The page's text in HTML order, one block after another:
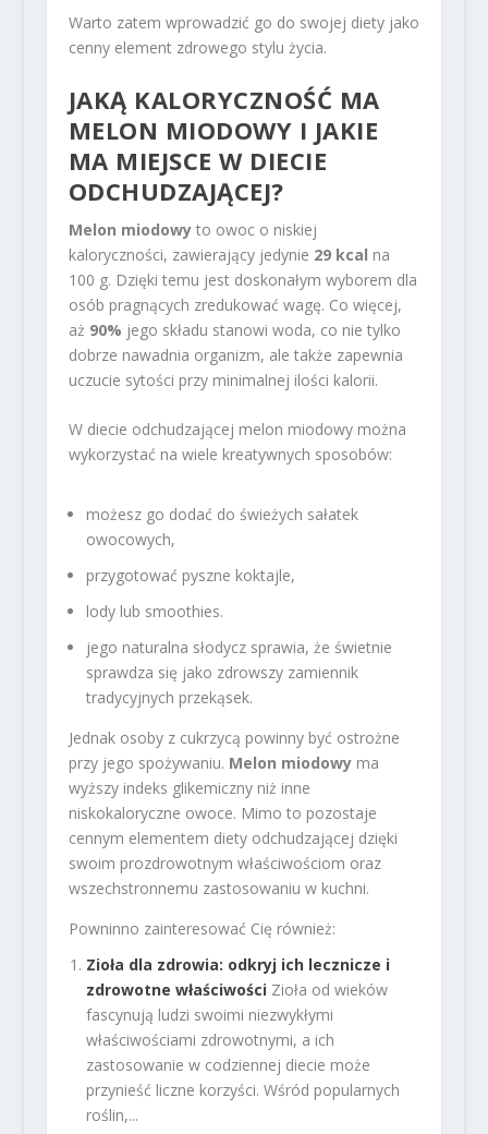
Warto zatem wprowadzić go do swojej diety jako
cenny element zdrowego stylu życia.
JAKĄ KALORYCZNOŚĆ MA
MELON MIODOWY I JAKIE
MA MIEJSCE W DIECIE
ODCHUDZAJĄCEJ?
Melon miodowyto owoc o niskiej
kaloryczności, zawierający jedynie 29 kcal na
100 g. Dzięki temu jest doskonałym wyborem dla
osób pragnących zredukować wagę. Co więcej,
aż 90% jego składu stanowi woda, co nie tylko
dobrze nawadnia organizm, ale także zapewnia
uczucie sytości przy minimalnej ilości kalorii.
W diecie odchudzającej melon miodowy można
wykorzystać na wiele kreatywnych sposobów:
możesz go dodać do świeżych sałatek
owocowych,
przygotować pyszne koktajle,
lody lub smoothies.
jego naturalna słodycz sprawia, że świetnie
sprawdza się jako zdrowszy zamiennik
tradycyjnych przekąsek.
Jednak osoby z cukrzycą powinny być ostrożne
przy jego spożywaniu. Melon miodowyma
wyższy indeks glikemiczny niż inne
niskokaloryczne owoce. Mimo to pozostaje
cennym elementem diety odchudzającej dzięki
swoim prozdrowotnym właściwościom oraz
wszechstronnemu zastosowaniu w kuchni.
Powninno zainteresować Cię również:
Zioła dla zdrowia: odkryj ich lecznicze i
zdrowotne właściwości Zioła od wieków
fascynują ludzi swoimi niezwykłymi
właściwościami zdrowotnymi, a ich
zastosowanie w codziennej diecie może
przynieść liczne korzyści. Wśród popularnych
roślin,...